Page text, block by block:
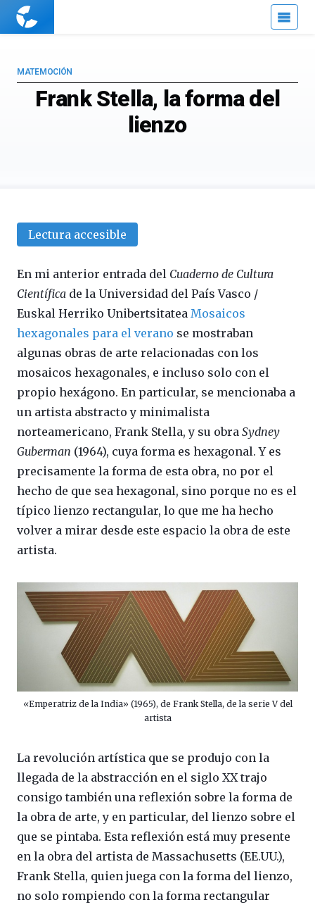
Cuaderno
Frank Stella, la forma del
lienzo
MATEMOCIÓN
Lectura accesible
En mi anterior entrada del Cuaderno de Cultura
Científica de la Universidad del País Vasco /
Euskal Herriko Unibertsitatea Mosaicos
hexagonales para el verano se mostraban
algunas obras de arte relacionadas con los
mosaicos hexagonales, e incluso solo con el
propio hexágono. En particular, se mencionaba a
un artista abstracto y minimalista
norteamericano, Frank Stella, y su obra Sydney
Guberman (1964), cuya forma es hexagonal. Y es
precisamente la forma de esta obra, no por el
hecho de que sea hexagonal, sino porque no es el
típico lienzo rectangular, lo que me ha hecho
volver a mirar desde este espacio la obra de este
artista.
«Emperatriz de la India» (1965), de Frank Stella, de la serie V del
artista
La revolución artística que se produjo con la
llegada de la abstracción en el siglo XX trajo
consigo también una reflexión sobre la forma de
la obra de arte, y en particular, del lienzo sobre el
que se pintaba. Esta reflexión está muy presente
en la obra del artista de Massachusetts (EE.UU.),
Frank Stella, quien juega con la forma del lienzo,
no solo rompiendo con la forma rectangular